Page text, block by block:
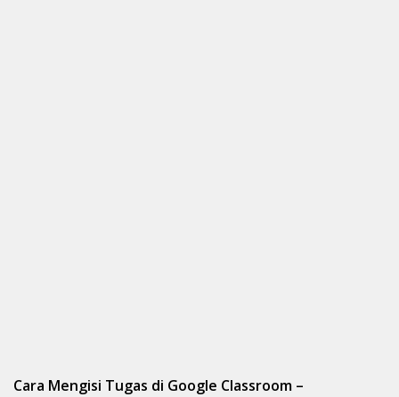
Cara Mengisi Tugas di Google Classroom –